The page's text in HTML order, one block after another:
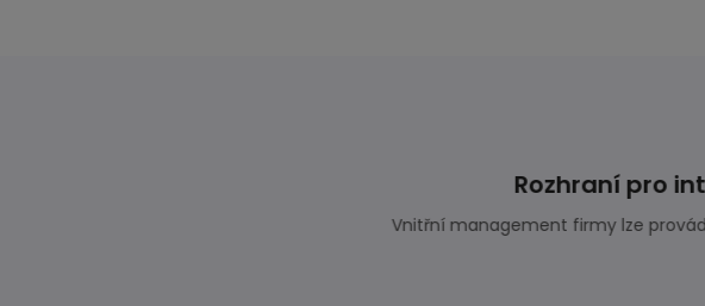
Systém dokáže každé
jako marketingový nástroj a